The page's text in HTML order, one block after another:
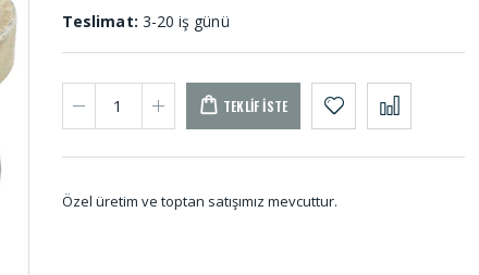
Teslimat: 3-20 iş günü
TEKLIF İSTE
Özel üretim ve toptan satışımız mevcuttur.